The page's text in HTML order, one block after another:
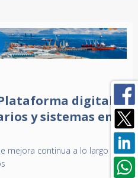
digital
y sistemas en
mejora continua a lo largo